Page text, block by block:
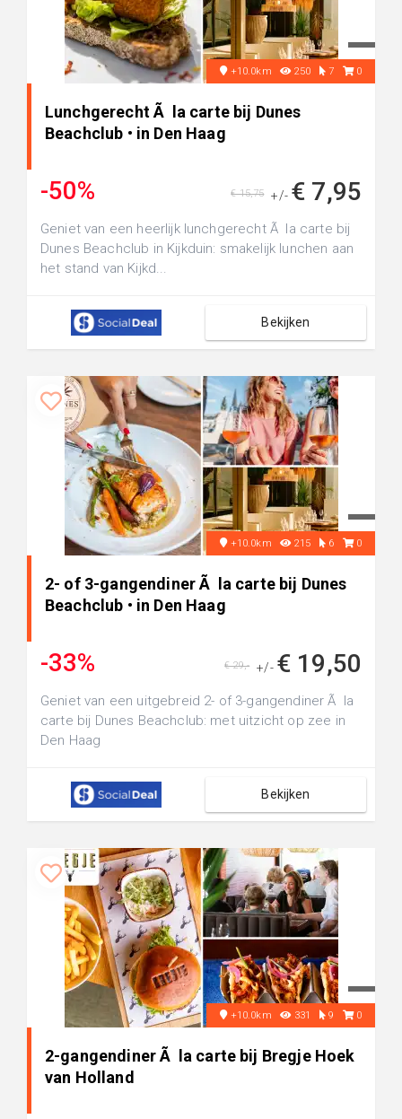
+10.0km 250 7 0
Lunchgerecht Ã la carte bij Dunes
Beachclub • in Den Haag
-50% +/- € 7,95
€ 15,75
Geniet van een heerlijk lunchgerecht Ã la carte bij
Dunes Beachclub in Kijkduin: smakelijk lunchen aan
het stand van Kijkd...
Bekijken
+10.0km 215 6 0
2- of 3-gangendiner Ã la carte bij Dunes
Beachclub • in Den Haag
-33% +/- € 19,50
€ 29,-
Geniet van een uitgebreid 2- of 3-gangendiner Ã la
carte bij Dunes Beachclub: met uitzicht op zee in
Den Haag
Bekijken
+10.0km 331 9 0
2-gangendiner Ã la carte bij Bregje Hoek
van Holland